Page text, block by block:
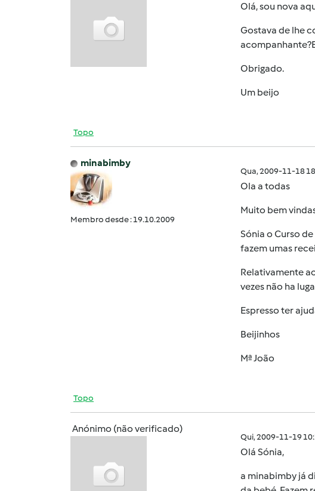
Olá, sou nova
Gostava de lhe
Obrigado.
Um beijo
Topo
minabimby
Membro desde : 19.10.2009
Qua, 2009-11-18
Ola a todas
Muito bem
Sónia o Curso
fazem umas
Relativamente
vezes não ha
Espresso ter
Beijinhos
Mª João
Topo
Anónimo (não verificado)
Qui, 2009-11-19
Olá Sónia,
a minabimby já